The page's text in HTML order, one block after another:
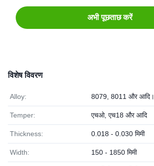
अभी पूछताछ करें
विशेष विवरण
Alloy: 8079, 8011 और आदि।
Temper: एचओ, एच18 और आदि
Thickness: 0.018 - 0.030 मिमी
Width: 150 - 1850 मिमी